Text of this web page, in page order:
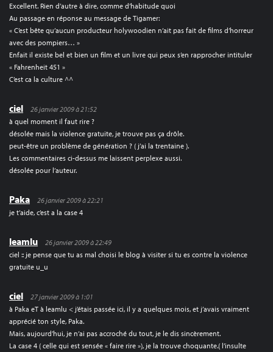
Excellent. Rien d’autre à dire, comme d’habitude quoi
Au passage en réponse au message de Tigamer:
« C’est bête qu’aucun producteur holywoodien n’ait pas fait de films d’horreur
avec des pompiers… »
Enfait il existe bel et bien un film et un livre qui peux s’en rapprocher intituler
« Fahrenheit 451 »
C’est ca la culture ^^
ciel
26 janvier 2009 à 21:52
à quel moment il faut rire ?
désolée mais la violence gratuite, je trouve pas ça drôle.
peut-être un problème de génération ? ( j’ai la trentaine ).
Les commentaires ci-dessus me laissent perplexe aussi.
désolée pour l’auteur.
Paka
26 janvier 2009 à 22:21
je t’aide, c’est a la case 4
leamlu
26 janvier 2009 à 22:49
ciel :: je pense que tu as mal choisi le blog à visiter si tu es contre la violence
gratuite u_u
ciel
27 janvier 2009 à 1:01
à Paka eT à leamlu < j’étais passée ici, il y a quelques mois, et j’avais vraiment
apprécié ton style, Paka.
Mais, aujourd’hui, je n’ai pas accroché du tout, je le dis sincèrement.
La case 4 ( celle qui est sensée « faire rire »), je la trouve choquante.( l’insulte